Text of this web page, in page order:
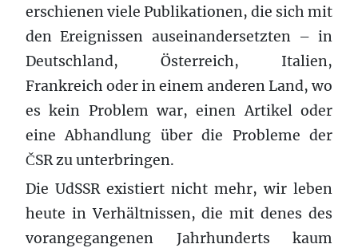
erschienen viele Publikationen, die sich mit
den Ereignissen auseinandersetzten – in
Deutschland, Österreich, Italien,
Frankreich oder in einem anderen Land, wo
es kein Problem war, einen Artikel oder
eine Abhandlung über die Probleme der
ČSR zu unterbringen.
Die UdSSR existiert nicht mehr, wir leben
heute in Verhältnissen, die mit denes des
vorangegangenen Jahrhunderts kaum